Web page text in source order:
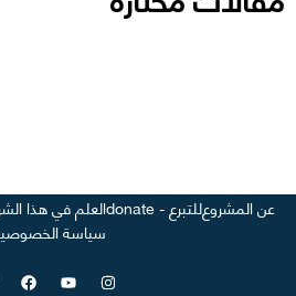
عن المشروعللتبرع - donate العلم في هذا
سياسة